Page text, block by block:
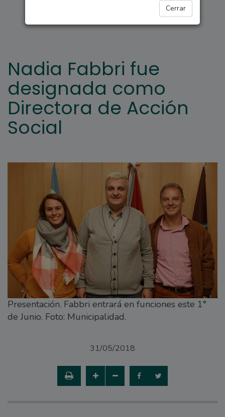
Cerrar
Nadia Fabbri fue
designada como
Directora de Acción
Social
Presentación. Fabbri entrará en funciones este 1°
de Junio. Foto: Municipalidad.
31/05/2018